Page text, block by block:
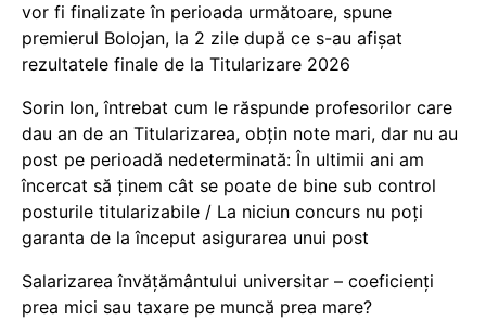
vor fi finalizate în perioada următoare, spune
premierul Bolojan, la 2 zile după ce s-au afișat
rezultatele finale de la Titularizare 2026
Sorin Ion, întrebat cum le răspunde profesorilor care
dau an de an Titularizarea, obțin note mari, dar nu au
post pe perioadă nedeterminată: În ultimii ani am
încercat să ținem cât se poate de bine sub control
posturile titularizabile / La niciun concurs nu poți
garanta de la început asigurarea unui post
Salarizarea învățământului universitar – coeficienți
prea mici sau taxare pe muncă prea mare?